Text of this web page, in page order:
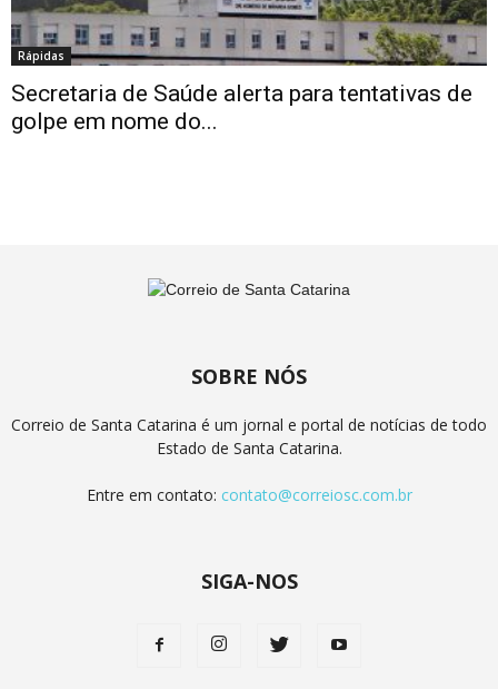
Rápidas
Secretaria de Saúde alerta para tentativas de
golpe em nome do...
SOBRE NÓS
Correio de Santa Catarina é um jornal e portal de notícias de todo
Estado de Santa Catarina.
Entre em contato: contato@correiosc.com.br
SIGA-NOS